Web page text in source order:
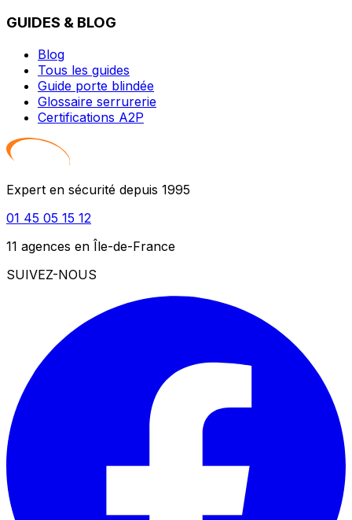
GUIDES & BLOG
Blog
Tous les guides
Guide porte blindée
Glossaire serrurerie
Certifications A2P
Expert en sécurité depuis 1995
01 45 05 15 12
11 agences en Île-de-France
SUIVEZ-NOUS